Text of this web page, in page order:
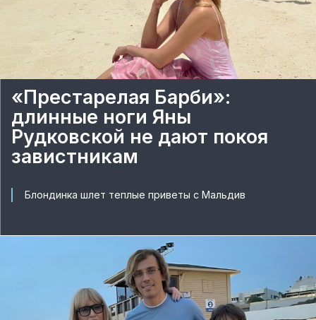
«Престарелая Барби»:
длинные ноги Яны
Рудковской не дают покоя
завистникам
Блондинка шлет теплые приветы с Мальдив